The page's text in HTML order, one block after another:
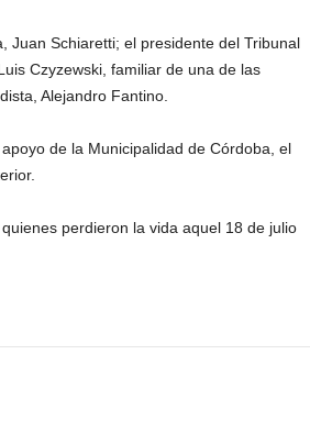
Juan Schiaretti; el presidente del Tribunal
Czyzewski, familiar de una de las
Alejandro Fantino.
de la Municipalidad de Córdoba, el
perdieron la vida aquel 18 de julio